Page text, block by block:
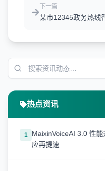
下一篇
某市12345政务热线
热点资讯
1
MaixinVoiceAI 3.0 性
应再提速